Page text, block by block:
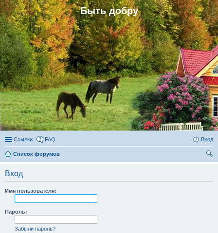
Быть добру
Ссылки FAQ Вход
Список форумов
Вход
Имя пользователя:
Пароль:
Забыли пароль?